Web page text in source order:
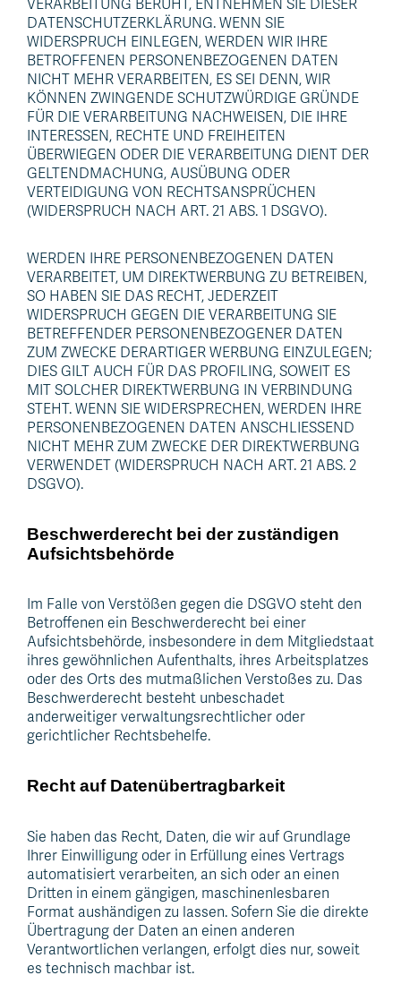
VERARBEITUNG BERUHT, ENTNEHMEN SIE DIESER
DATENSCHUTZERKLÄRUNG. WENN SIE
WIDERSPRUCH EINLEGEN, WERDEN WIR IHRE
BETROFFENEN PERSONENBEZOGENEN DATEN
NICHT MEHR VERARBEITEN, ES SEI DENN, WIR
KÖNNEN ZWINGENDE SCHUTZWÜRDIGE GRÜNDE
FÜR DIE VERARBEITUNG NACHWEISEN, DIE IHRE
INTERESSEN, RECHTE UND FREIHEITEN
ÜBERWIEGEN ODER DIE VERARBEITUNG DIENT DER
GELTENDMACHUNG, AUSÜBUNG ODER
VERTEIDIGUNG VON RECHTSANSPRÜCHEN
(WIDERSPRUCH NACH ART. 21 ABS. 1 DSGVO).
WERDEN IHRE PERSONENBEZOGENEN DATEN
VERARBEITET, UM DIREKTWERBUNG ZU BETREIBEN,
SO HABEN SIE DAS RECHT, JEDERZEIT
WIDERSPRUCH GEGEN DIE VERARBEITUNG SIE
BETREFFENDER PERSONENBEZOGENER DATEN
ZUM ZWECKE DERARTIGER WERBUNG EINZULEGEN;
DIES GILT AUCH FÜR DAS PROFILING, SOWEIT ES
MIT SOLCHER DIREKTWERBUNG IN VERBINDUNG
STEHT. WENN SIE WIDERSPRECHEN, WERDEN IHRE
PERSONENBEZOGENEN DATEN ANSCHLIESSEND
NICHT MEHR ZUM ZWECKE DER DIREKTWERBUNG
VERWENDET (WIDERSPRUCH NACH ART. 21 ABS. 2
DSGVO).
Beschwerde­recht bei der zuständigen
Aufsichts­behörde
Im Falle von Verstößen gegen die DSGVO steht den
Betroffenen ein Beschwerderecht bei einer
Aufsichtsbehörde, insbesondere in dem Mitgliedstaat
ihres gewöhnlichen Aufenthalts, ihres Arbeitsplatzes
oder des Orts des mutmaßlichen Verstoßes zu. Das
Beschwerderecht besteht unbeschadet
anderweitiger verwaltungsrechtlicher oder
gerichtlicher Rechtsbehelfe.
Recht auf Daten­übertrag­barkeit
Sie haben das Recht, Daten, die wir auf Grundlage
Ihrer Einwilligung oder in Erfüllung eines Vertrags
automatisiert verarbeiten, an sich oder an einen
Dritten in einem gängigen, maschinenlesbaren
Format aushändigen zu lassen. Sofern Sie die direkte
Übertragung der Daten an einen anderen
Verantwortlichen verlangen, erfolgt dies nur, soweit
es technisch machbar ist.